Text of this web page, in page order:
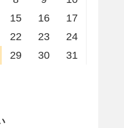
15 16
17
22 23
24
29 30 31